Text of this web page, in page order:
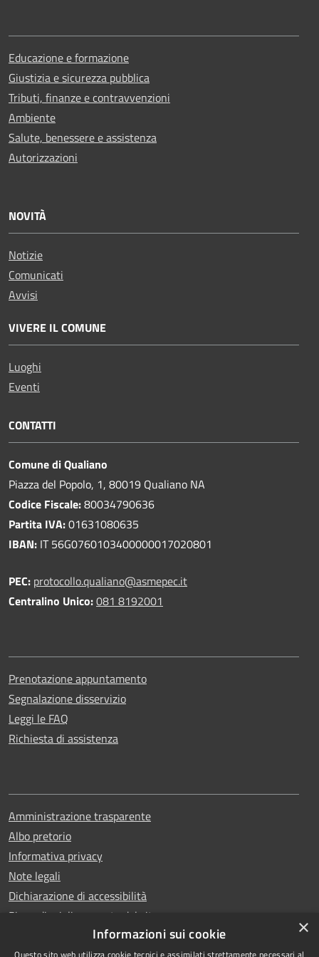
Educazione e formazione
Giustizia e sicurezza pubblica
Tributi, finanze e contravvenzioni
Ambiente
Salute, benessere e assistenza
Autorizzazioni
NOVITÀ
Notizie
Comunicati
Avvisi
VIVERE IL COMUNE
Luoghi
Eventi
CONTATTI
Comune di Qualiano
Piazza del Popolo, 1, 80019 Qualiano NA
Codice Fiscale:80034790636
Partita IVA:01631080635
IBAN: IT 56G0760103400000017020801
PEC: protocollo.qualiano@asmepec.it
Centralino Unico:081 8192001
Prenotazione appuntamento
Segnalazione disservizio
Leggi le FAQ
Richiesta di assistenza
Amministrazione trasparente
Albo pretorio
Informativa privacy
Note legali
Dichiarazione di accessibilità
Piano di miglioramento del sito
×
Informazioni sui cookie